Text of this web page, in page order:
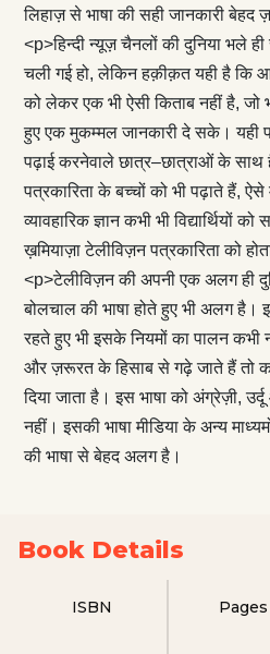
लिहाज़ से भाषा की सही जानकारी बेहद
<p>हिन्दी न्यूज़ चैनलों की दुनिया भले
चली गई हो, लेकिन हक़ीक़त यही है कि
को लेकर एक भी ऐसी किताब नहीं है, जो
हुए एक मुकम्मल जानकारी दे सके। यही
पढ़ाई करनेवाले छात्र–छात्राओं के साथ
पत्रकारिता के बच्चों को भी पढ़ाते हैं, ऐसे
व्यावहारिक ज्ञान कभी भी विद्यार्थियों
ख़मियाज़ा टेलीविज़न पत्रकारिता को
<p>टेलीविज़न की अपनी एक अलग ही
बोलचाल की भाषा होते हुए भी अलग है।
रहते हुए भी इसके नियमों का पालन
और ज़रूरत के हिसाब से गढ़े जाते हैं तो
दिया जाता है। इस भाषा को अंग्रेज़ी,
नहीं। इसकी भाषा मीडिया के अन्य
की भाषा से बेहद अलग है।
Book Details
ISBN Pages